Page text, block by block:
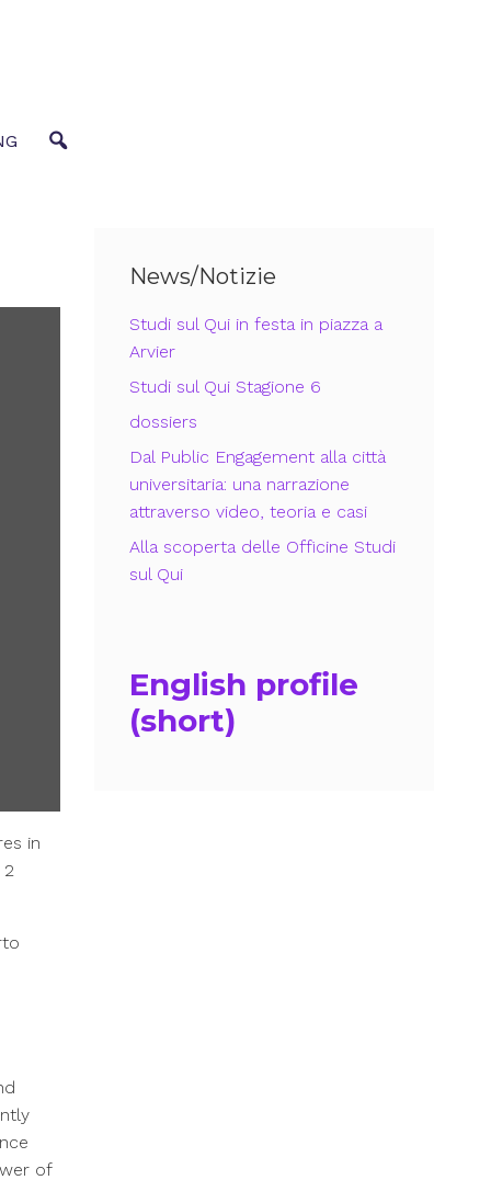
in
2
of
News/Notizie
Studi sul Qui in festa in piazza a
Arvier
Studi sul Qui Stagione 6
dossiers
Dal Public Engagement alla città
universitaria: una narrazione
attraverso video, teoria e casi
Alla scoperta delle Officine Studi
sul Qui
English profile
(short)